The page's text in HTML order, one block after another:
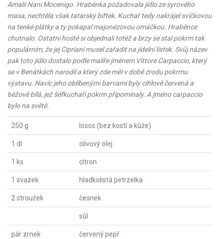
Amalii Nani Mocenigo. Hraběnka požadovala jídlo ze syrového
masa, nechtěla však tatarský biftek. Kuchař tedy nakrájel svíčkovou
na tenké plátky a ty pokapal majonézovou omáčkou. Hraběnce
chutnalo. Ostatní hosté si objednali totéž a brzy se stal pokrm tak
populárním, že jej Cipriani musel zařadit na jídelní lístek. Svůj název
pak toto jídlo dostalo podle malíře jménem Vittore Carpaccio, který
se v Benátkách narodil a který zde měl v době zrodu pokrmu
výstavu. Navíc jeho oblíbenými barvami byly cihlově červená a
béžově bílá, jež šéfkuchaři pokrm připomínaly. A jméno carpaccio
bylo na světě.
250 g losos (bez kostí a kůže)
1 dl olivový olej
1 ks citron
1 svazek hladkolistá petrželka
2 stroužek česnek
sůl
pár zrnek červený pepř